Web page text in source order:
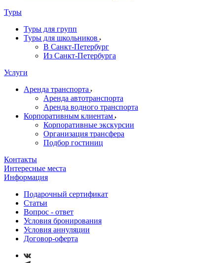
Туры
Туры для групп
Туры для школьников
В Санкт-Петербург
Из Санкт-Петербурга
Услуги
Аренда транспорта
Аренда автотранспорта
Аренда водного транспорта
Корпоративным клиентам
Корпоративные экскурсии
Организация трансфера
Подбор гостиниц
Контакты
Интересные места
Информация
Подарочный сертификат
Статьи
Вопрос - ответ
Условия бронирования
Условия аннуляции
Договор-оферта